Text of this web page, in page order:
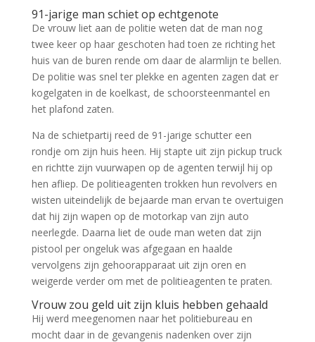
91-jarige man schiet op echtgenote
De vrouw liet aan de politie weten dat de man nog
twee keer op haar geschoten had toen ze richting het
huis van de buren rende om daar de alarmlijn te bellen.
De politie was snel ter plekke en agenten zagen dat er
kogelgaten in de koelkast, de schoorsteenmantel en
het plafond zaten.
Na de schietpartij reed de 91-jarige schutter een
rondje om zijn huis heen. Hij stapte uit zijn pickup truck
en richtte zijn vuurwapen op de agenten terwijl hij op
hen afliep. De politieagenten trokken hun revolvers en
wisten uiteindelijk de bejaarde man ervan te overtuigen
dat hij zijn wapen op de motorkap van zijn auto
neerlegde. Daarna liet de oude man weten dat zijn
pistool per ongeluk was afgegaan en haalde
vervolgens zijn gehoorapparaat uit zijn oren en
weigerde verder om met de politieagenten te praten.
Vrouw zou geld uit zijn kluis hebben gehaald
Hij werd meegenomen naar het politiebureau en
mocht daar in de gevangenis nadenken over zijn